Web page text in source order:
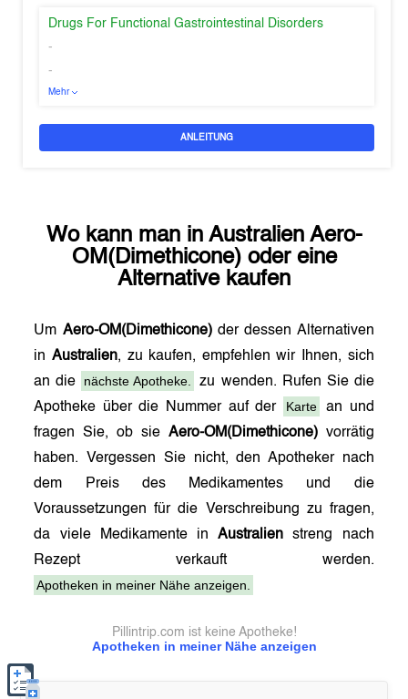
Drugs For Functional Gastrointestinal Disorders
-
-
Mehr
ANLEITUNG
Wo kann man in Australien Aero-
OM(Dimethicone)oder eine
Alternative kaufen
Um Aero-OM(Dimethicone)der dessen Alternativen
inAustralien, zu kaufen, empfehlen wir Ihnen, sich
an die
nächste Apotheke.
zu wenden. Rufen Sie die
Apotheke über die Nummer auf der
Karte
an und
fragen Sie, ob sie Aero-OM(Dimethicone)vorrätig
haben. Vergessen Sie nicht, den Apotheker nach
dem Preis des Medikamentes und die
Voraussetzungen für die Verschreibung zu fragen,
da viele Medikamente inAustralien streng nach
Rezept verkauft werden.
Apotheken in meiner Nähe anzeigen.
Apotheken in meiner Nähe anzeigen
Pillintrip.com ist keine Apotheke!